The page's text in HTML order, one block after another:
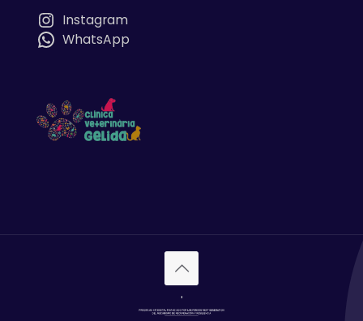
Instagram
WhatsApp
'